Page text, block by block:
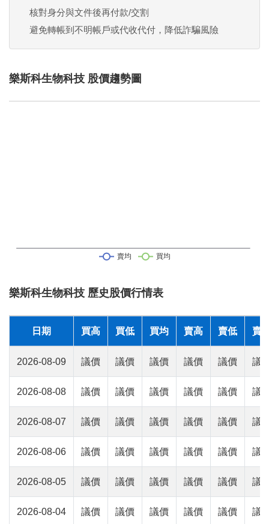
核對身分與文件後再付款/交割
避免轉帳到不明帳戶或代收代付，降低詐騙風險
樂斯科生物科技 股價趨勢圖
樂斯科生物科技 歷史股價行情表
日期 買高 買低 買均 賣高 賣低 賣
2026-08-09 議價 議價 議價 議價 議價 議
2026-08-08 議價 議價 議價 議價 議價 議
2026-08-07 議價 議價 議價 議價 議價 議
2026-08-06 議價 議價 議價 議價 議價 議
2026-08-05 議價 議價 議價 議價 議價 議
2026-08-04 議價 議價 議價 議價 議價 議